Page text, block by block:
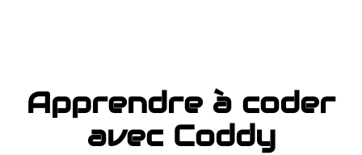
Apprendre à coder
avec Coddy